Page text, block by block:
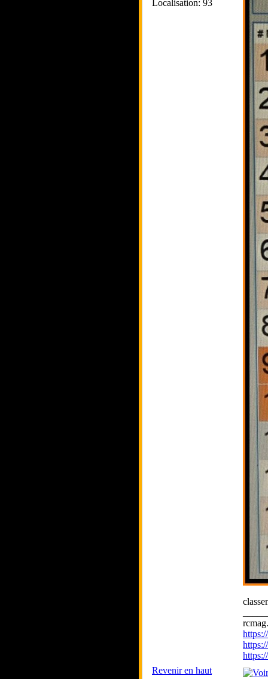
Localisation: 93
Revenir en haut